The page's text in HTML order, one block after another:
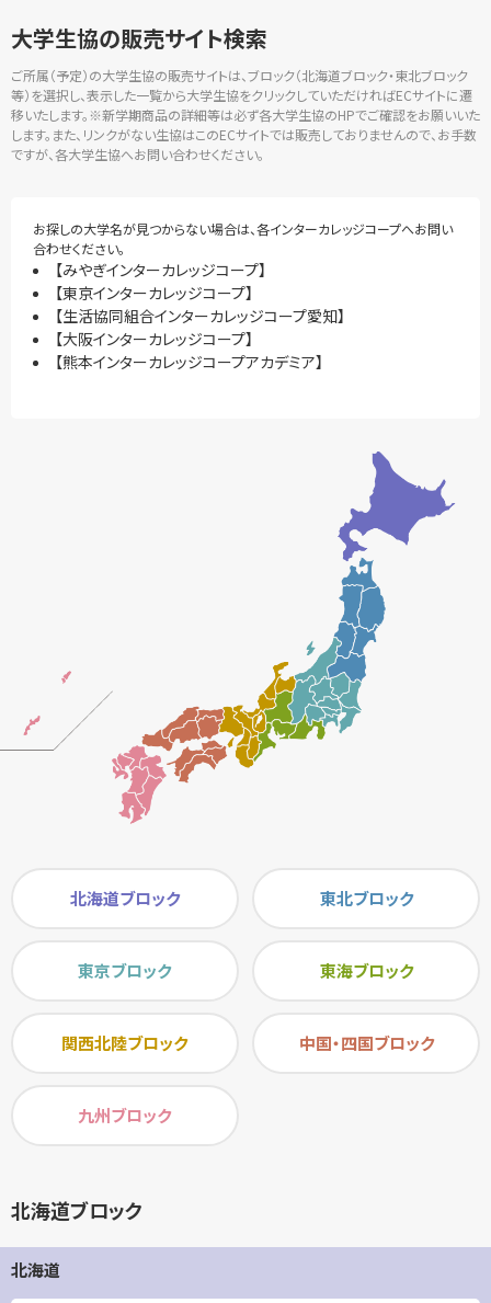
大学生協の販売サイト検索
ご所属（予定）の大学生協の販売サイトは、ブロック（北海道ブロック・東北ブロック
等）を選択し、表示した一覧から大学生協をクリックしていただければECサイトに遷
移いたします。※新学期商品の詳細等は必ず各大学生協のHPでご確認をお願いいた
します。また、リンクがない生協はこのECサイトでは販売しておりませんので、お手数
ですが、各大学生協へお問い合わせください。
お探しの大学名が見つからない場合は、各インターカレッジコープへお問い
合わせください。
【みやぎインターカレッジコープ】
【東京インターカレッジコープ】
【生活協同組合インターカレッジコープ愛知】
【大阪インターカレッジコープ】
【熊本インターカレッジコープアカデミア】
北海道ブロック 東北ブロック
東京ブロック 東海ブロック
関西北陸ブロック 中国・四国ブロック
九州ブロック
北海道ブロック
北海道